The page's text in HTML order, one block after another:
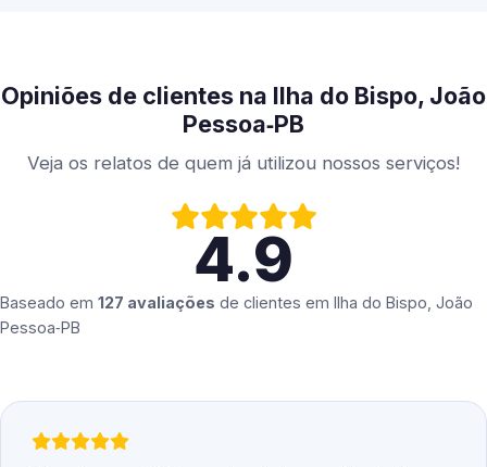
Opiniões de clientes na Ilha do Bispo, João
Pessoa‑PB
Veja os relatos de quem já utilizou nossos serviços!
4.9
Baseado em 127 avaliações de clientes em Ilha do Bispo, João
Pessoa‑PB